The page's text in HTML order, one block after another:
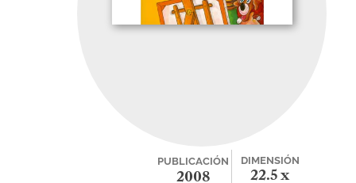
PUBLICACIÓN
2008
DIMENSIÓN
22.5 x